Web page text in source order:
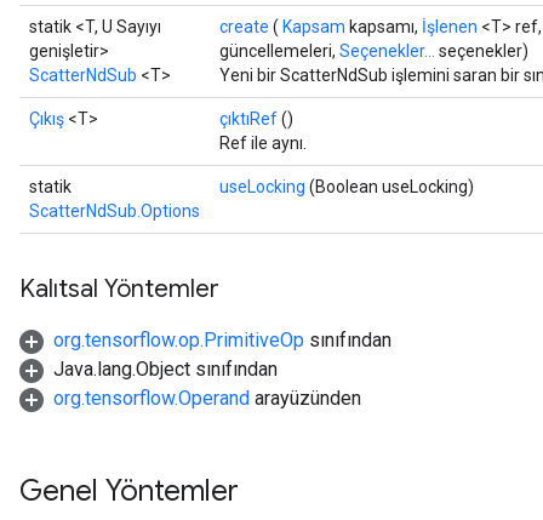
statik <T, U Sayıyı
genişletir>
ScatterNdSub <T>
create ( Kapsam kapsamı, İşlenen <T>
güncellemeleri, Seçenekler...
seçenekler)
Yeni bir ScatterNdSub işlemini saran bir
Çıkış <T> çıktıRef()
Ref ile aynı.
statik
ScatterNdSub.Options
useLocking (Boolean useLocking)
Kalıtsal Yöntemler
org.tensorflow.op.PrimitiveOp sınıfından
Java.lang.Object sınıfından
org.tensorflow.Operand arayüzünden
Genel Yöntemler